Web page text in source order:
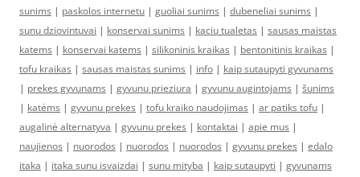
sunims | paskolos internetu | guoliai sunims | dubeneliai sunims |
sunu dziovintuvai | konservai sunims | kaciu tualetas | sausas maistas
katems | konservai katems | silikoninis kraikas | bentonitinis kraikas |
tofu kraikas | sausas maistas sunims | info | kaip sutaupyti gyvunams
| prekes gyvunams | gyvunu prieziura | gyvunu augintojams | šunims
| katėms | gyvunu prekes | tofu kraiko naudojimas | ar patiks tofu |
augalinė alternatyva | gyvunu prekes | kontaktai | apie mus |
naujienos | nuorodos | nuorodos | nuorodos | gyvunu prekes | edalo
itaka | itaka sunu isvaizdai | sunu mityba | kaip sutaupyti | gyvunams